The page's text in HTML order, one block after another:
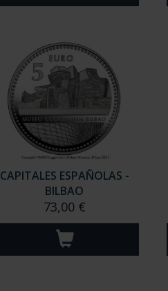
CAPITALES ESPAÑOLAS -
BILBAO
73,00 €